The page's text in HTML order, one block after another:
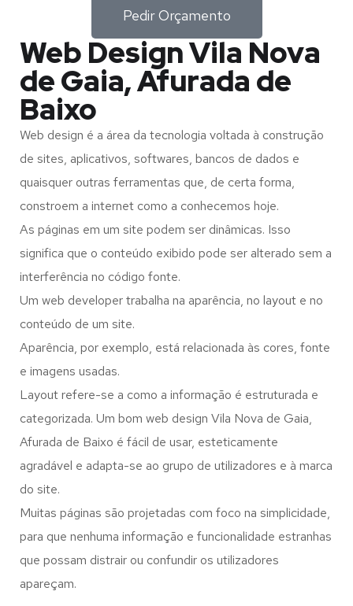
Pedir Orçamento
Web Design Vila Nova
de Gaia, Afurada de
Baixo
Web design é a área da tecnologia voltada à construção
de sites, aplicativos, softwares, bancos de dados e
quaisquer outras ferramentas que, de certa forma,
constroem a internet como a conhecemos hoje.
As páginas em um site podem ser dinâmicas. Isso
significa que o conteúdo exibido pode ser alterado sem a
interferência no código fonte.
Um web developer trabalha na aparência, no layout e no
conteúdo de um site.
Aparência, por exemplo, está relacionada às cores, fonte
e imagens usadas.
Layout refere-se a como a informação é estruturada e
categorizada. Um bom web design Vila Nova de Gaia,
Afurada de Baixo é fácil de usar, esteticamente
agradável e adapta-se ao grupo de utilizadores e à marca
do site.
Muitas páginas são projetadas com foco na simplicidade,
para que nenhuma informação e funcionalidade estranhas
que possam distrair ou confundir os utilizadores
apareçam.